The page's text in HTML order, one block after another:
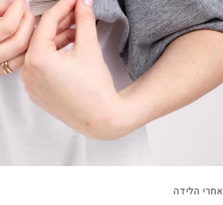
אחרי הלידה